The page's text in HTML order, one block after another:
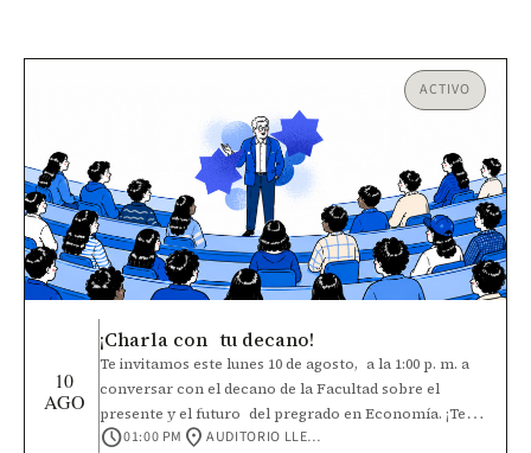
ACTIVO
10
AGO
¡Charla con tu decano!
Te invitamos este lunes 10 de agosto, a la 1:00 p. m. a
conversar con el decano de la Facultad sobre el
presente y el futuro del pregrado en Economía. ¡Te
esperamos!
schedule01:00 PM location_on AUDITORIO LLERAS